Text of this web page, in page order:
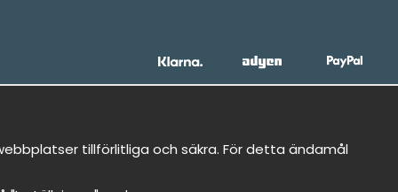
tillförlitliga och säkra. För detta ändamål